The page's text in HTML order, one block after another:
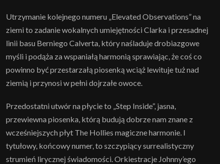
Utrzymanie kolejnego numeru „Elevated Observations” na
ziemi to zadanie wokalnych umiejętności Clarka i przesadnej
linii basu Berniego Calverta, który naśladuje drobiazgowe
myśli i podąża za wspaniałą harmonią sprawiając, że coś co
powinno być przestarzałą piosenką wciąż lewituje tuż nad
ziemią i przynosi w pełni dojrzałe owoce.
Przedostatni utwór na płycie to „Step Inside”, jasna,
przewiewna piosenka, którą budują dobrze nam znane z
wcześniejszych płyt The Hollies magiczne harmonie. I
tytułowy, końcowy numer, to szczypiący surrealistyczny
strumień lirycznej świadomości. Orkiestracje Johnny’ego